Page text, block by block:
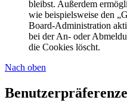
bleibst. Außerdem
wie beispielsweise den
Board-Administration
bei der An- oder
die Cookies löscht.
Nach oben